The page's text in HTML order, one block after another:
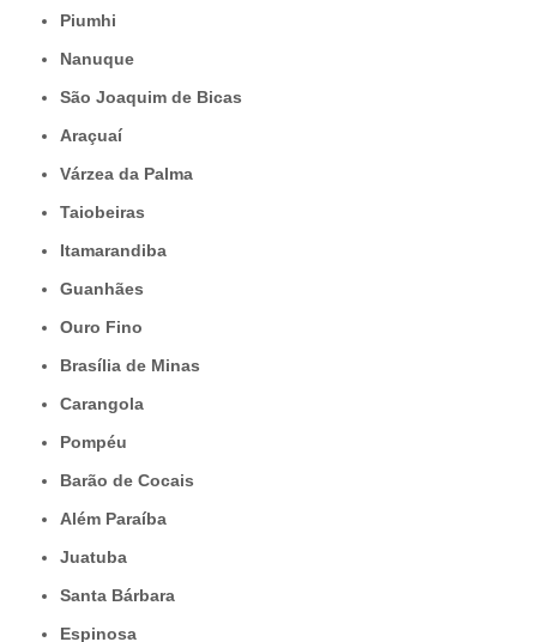
Piumhi
Nanuque
São Joaquim de Bicas
Araçuaí
Várzea da Palma
Taiobeiras
Itamarandiba
Guanhães
Ouro Fino
Brasília de Minas
Carangola
Pompéu
Barão de Cocais
Além Paraíba
Juatuba
Santa Bárbara
Espinosa